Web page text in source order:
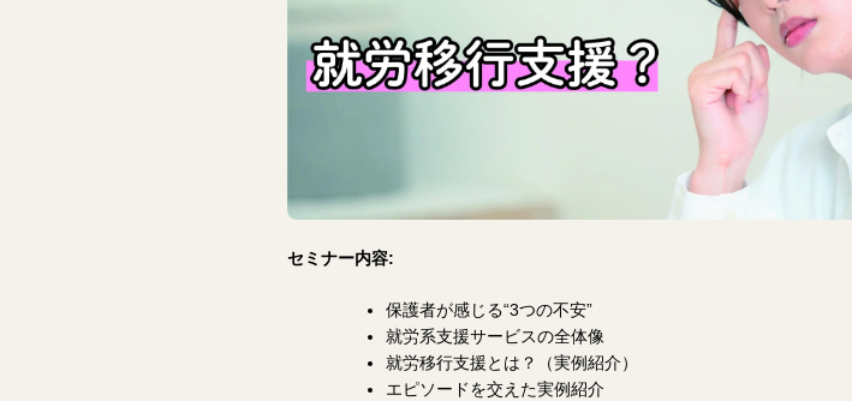
セミナー内容:
保護者が感じる“3つの不安”
就労系支援サービスの全体像
就労移行支援とは？（実例紹介）
エピソードを交えた実例紹介